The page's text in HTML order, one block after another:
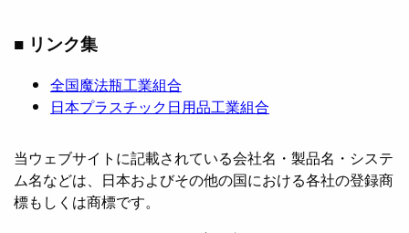
■ リンク集
全国魔法瓶工業組合
日本プラスチック日用品工業組合
当ウェブサイトに記載されている会社名・製品名・システ
ム名などは、日本およびその他の国における各社の登録商
標もしくは商標です。